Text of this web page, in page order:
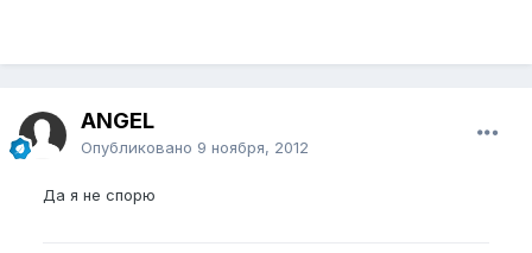
ANGEL
Опубликовано 9 ноября, 2012
Да я не спорю